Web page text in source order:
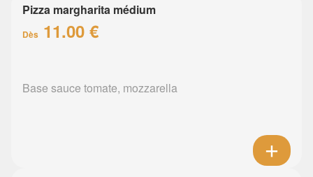
Pizza margharita médium
Dès 11.00 €
Base sauce tomate, mozzarella